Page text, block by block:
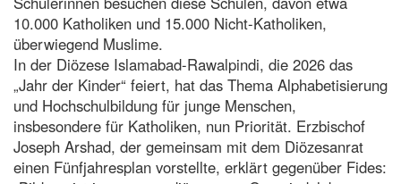
10.000 Katholiken und 15.000 Nicht-Katholiken,
überwiegend Muslime.
In der Diözese Islamabad-Rawalpindi, die 2026 das
„Jahr der Kinder“ feiert, hat das Thema Alphabetisierung
und Hochschulbildung für junge Menschen,
insbesondere für Katholiken, nun Priorität. Erzbischof
Joseph Arshad, der gemeinsam mit dem Diözesanrat
einen Fünfjahresplan vorstellte, erklärt gegenüber Fides: